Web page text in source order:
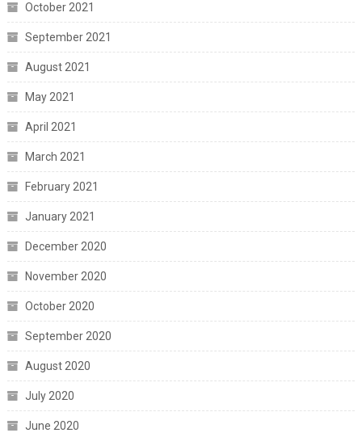
October 2021
September 2021
August 2021
May 2021
April 2021
March 2021
February 2021
January 2021
December 2020
November 2020
October 2020
September 2020
August 2020
July 2020
June 2020